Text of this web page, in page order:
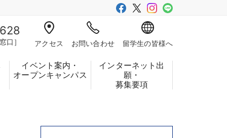
口］ アクセス お問い合わせ 留学生の皆様へ
イベント案内・
オープンキャンパス
インターネット出
願・
募集要項